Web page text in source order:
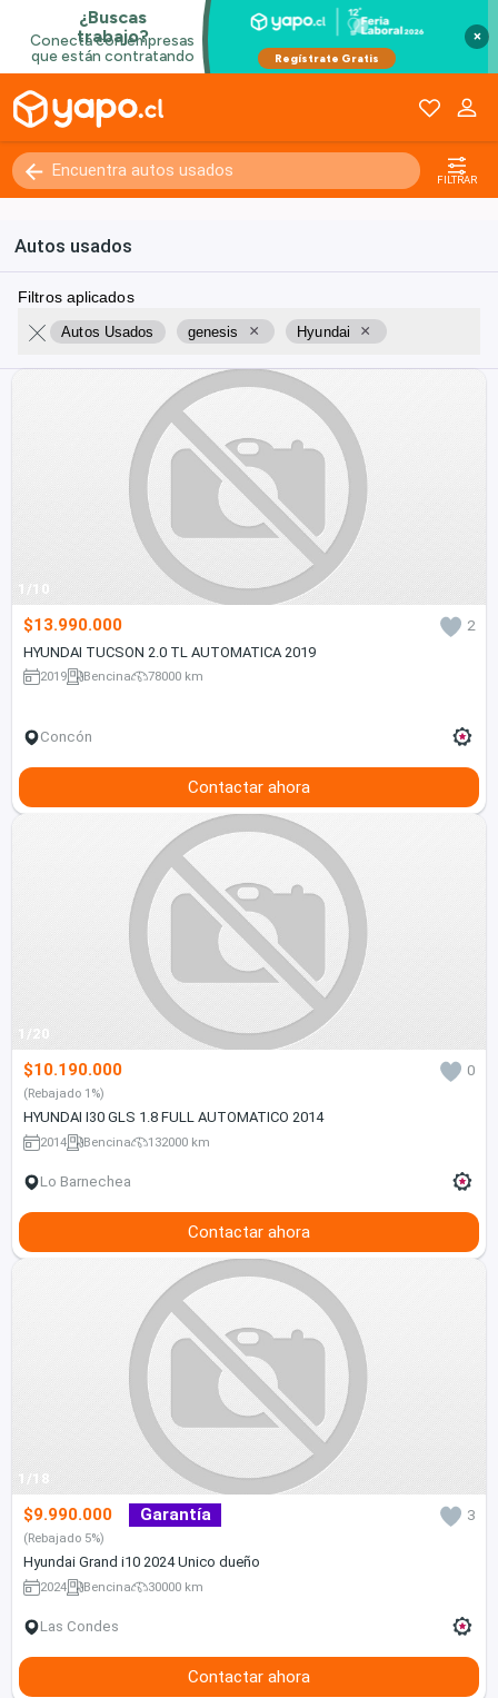
×
FILTRAR
Autos usados
Filtros aplicados
Autos Usados genesis × Hyundai ×
1/10
$13.990.000
2
HYUNDAI TUCSON 2.0 TL AUTOMATICA 2019
2019 Bencina 78000 km
Concón
Contactar ahora
1/20
$10.190.000 0
(Rebajado 1%)
HYUNDAI I30 GLS 1.8 FULL AUTOMATICO 2014
2014 Bencina 132000 km
Lo Barnechea
Contactar ahora
1/18
$9.990.000 Garantía 3
(Rebajado 5%)
Hyundai Grand i10 2024 Unico dueño
2024 Bencina 30000 km
Las Condes
Contactar ahora